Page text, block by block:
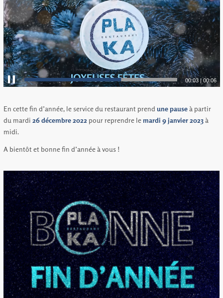
00:04 |00:06
En cette fin d’année, le service du restaurant prend une pauseà partir
du mardi 26 décembre 2022 pour reprendre lemardi 9 janvier 2023à
midi.
A bientôt et bonne fin d’année à vous !